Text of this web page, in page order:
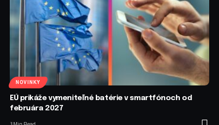
NOVINKY
EÚ prikáže vymeniteľné batérie v smartfónoch od
februára 2027